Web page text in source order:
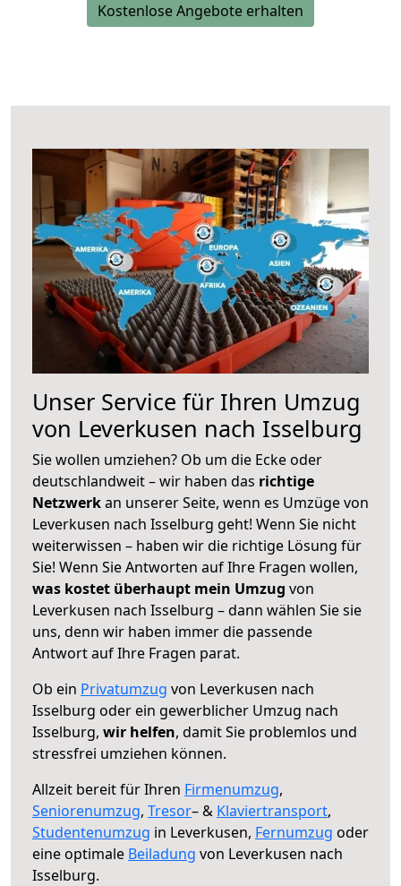
Kostenlose Angebote erhalten
Unser Service für Ihren Umzug
von Leverkusen nach Isselburg
Sie wollen umziehen? Ob um die Ecke oder
deutschlandweit – wir haben das richtige
Netzwerkan unserer Seite, wenn es Umzüge von
Leverkusen nach Isselburg geht! Wenn Sie nicht
weiterwissen – haben wir die richtige Lösung für
Sie! Wenn Sie Antworten auf Ihre Fragen wollen,
was kostet überhaupt mein Umzug von
Leverkusen nach Isselburg – dann wählen Sie sie
uns, denn wir haben immer die passende
Antwort auf Ihre Fragen parat.
Ob ein Privatumzug von Leverkusen nach
Isselburg oder ein gewerblicher Umzug nach
Isselburg, wir helfen, damit Sie problemlos und
stressfrei umziehen können.
Allzeit bereit für Ihren Firmenumzug,
Seniorenumzug, Tresor– & Klaviertransport,
Studentenumzug in Leverkusen, Fernumzug oder
eine optimale Beiladung von Leverkusen nach
Isselburg.